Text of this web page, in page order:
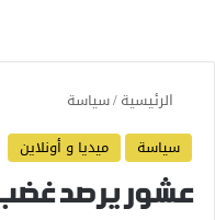
الرئيسية/سياسة
سياسة
ميديا و أونلاين
عشور يرصد